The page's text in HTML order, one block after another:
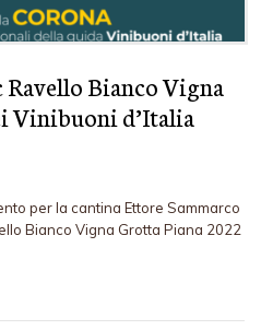
Bianco Vigna
Vinibuoni d’Italia
per la cantina Ettore Sammarco
Bianco Vigna Grotta Piana 2022